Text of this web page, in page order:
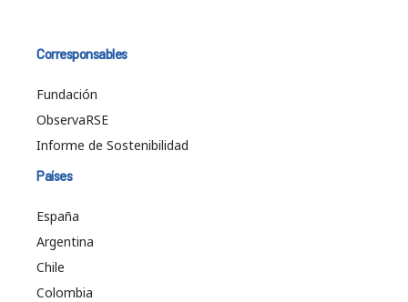
Corresponsables
Fundación
ObservaRSE
Informe de Sostenibilidad
Países
España
Argentina
Chile
Colombia